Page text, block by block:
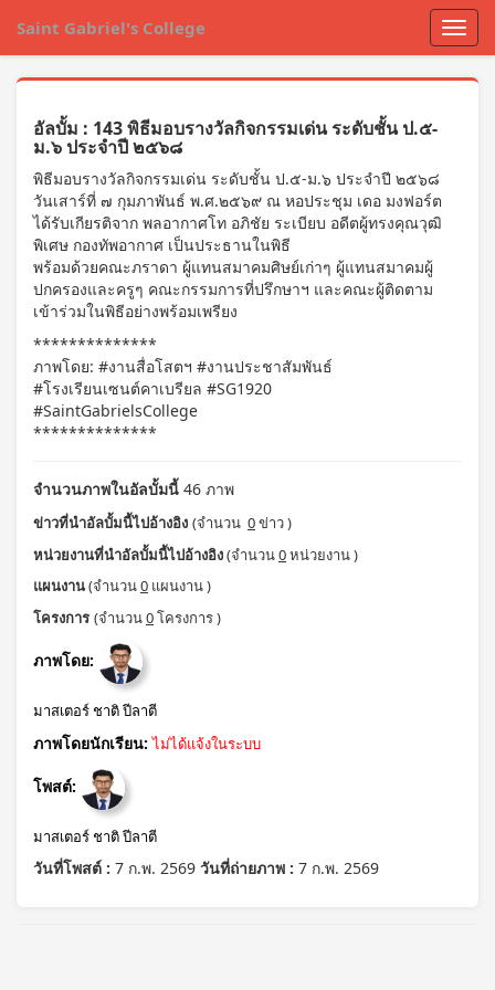
Saint Gabriel's College
อัลบั้ม : 143 พิธีมอบรางวัลกิจกรรมเด่น ระดับชั้น ป.๕-
ม.๖ ประจำปี ๒๕๖๘
พิธีมอบรางวัลกิจกรรมเด่น ระดับชั้น ป.๕-ม.๖ ประจำปี ๒๕๖๘
วันเสาร์ที่ ๗ กุมภาพันธ์ พ.ศ.๒๕๖๙ ณ หอประชุม เดอ มงฟอร์ต
ได้รับเกียรติจาก พลอากาศโท อภิชัย ระเบียบ อดีตผู้ทรงคุณวุฒิ
พิเศษ กองทัพอากาศ เป็นประธานในพิธี
พร้อมด้วยคณะภราดา ผู้แทนสมาคมศิษย์เก่าๆ ผู้แทนสมาคมผู้
ปกครองและครูๆ คณะกรรมการที่ปรึกษาฯ และคณะผู้ติดตาม
เข้าร่วมในพิธีอย่างพร้อมเพรียง
**************
ภาพโดย: #งานสื่อโสตฯ #งานประชาสัมพันธ์
#โรงเรียนเซนต์คาเบรียล #SG1920
#SaintGabrielsCollege
**************
จำนวนภาพในอัลบั้มนี้ 46 ภาพ
ข่าวที่นำอัลบั้มนี้ไปอ้างอิง (จำนวน 0ข่าว )
หน่วยงานที่นำอัลบั้มนี้ไปอ้างอิง(จำนวน0หน่วยงาน )
แผนงาน(จำนวน0 แผนงาน )
โครงการ (จำนวน0โครงการ )
ภาพโดย:
มาสเตอร์ ชาติ ปีลาตี
ภาพโดยนักเรียน: ไม่ได้แจ้งในระบบ
โพสต์:
มาสเตอร์ ชาติ ปีลาตี
วันที่โพสต์ : 7 ก.พ. 2569 วันที่ถ่ายภาพ : 7 ก.พ. 2569